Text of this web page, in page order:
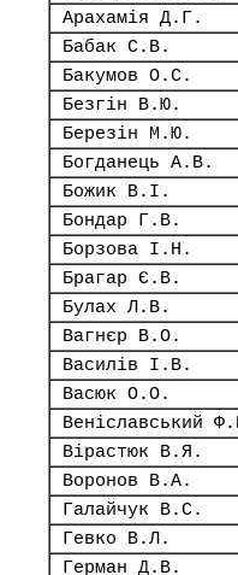
Арахамія Д.Г.
Бабак С.В.
Бакумов О.С.
Безгін В.Ю.
Березін М.Ю.
Богданець А.В.
Божик В.І.
Бондар Г.В.
Борзова І.Н.
Брагар Є.В.
Булах Л.В.
Вагнєр В.О.
Василів І.В.
Васюк О.О.
Веніславський
Вірастюк В.Я.
Воронов В.А.
Галайчук В.С.
Гевко В.Л.
Герман Д.В.